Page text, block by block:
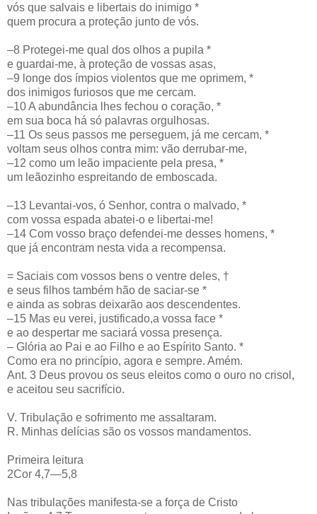
vós que salvais e libertais do inimigo *
quem procura a proteção junto de vós.
–8 Protegei-me qual dos olhos a pupila *
e guardai-me, à proteção de vossas asas,
–9 longe dos ímpios violentos que me oprimem, *
dos inimigos furiosos que me cercam.
–10 A abundância lhes fechou o coração, *
em sua boca há só palavras orgulhosas.
–11 Os seus passos me perseguem, já me cercam, *
voltam seus olhos contra mim: vão derrubar-me,
–12 como um leão impaciente pela presa, *
um leãozinho espreitando de emboscada.
–13 Levantai-vos, ó Senhor, contra o malvado, *
com vossa espada abatei-o e libertai-me!
–14 Com vosso braço defendei-me desses homens, *
que já encontram nesta vida a recompensa.
= Saciais com vossos bens o ventre deles, †
e seus filhos também hão de saciar-se *
e ainda as sobras deixarão aos descendentes.
–15 Mas eu verei, justificado,a vossa face *
e ao despertar me saciará vossa presença.
– Glória ao Pai e ao Filho e ao Espírito Santo. *
Como era no princípio, agora e sempre. Amém.
Ant. 3 Deus provou os seus eleitos como o ouro no crisol,
e aceitou seu sacrifício.
V. Tribulação e sofrimento me assaltaram.
R. Minhas delícias são os vossos mandamentos.
Primeira leitura
2Cor 4,7―5,8
Nas tribulações manifesta-se a força de Cristo